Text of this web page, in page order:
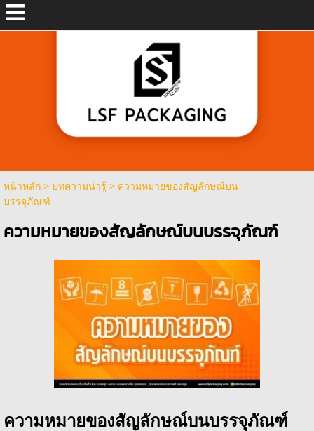
หน้าหลัก> บทความน่ารู้ > ความหมายของสัญลักษณ์บน
บรรจุภัณฑ์
ความหมายของสัญลักษณ์บนบรรจุภัณฑ์
ความหมายของสัญลักษณ์บนบรรจุภัณฑ์